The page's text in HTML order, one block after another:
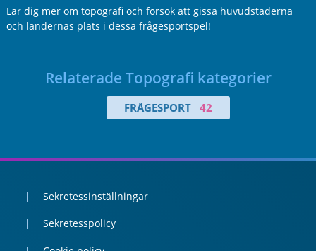
Lär dig mer om topografi och försök att gissa huvudstäderna
och ländernas plats i dessa frågesportspel!
Relaterade Topografi kategorier
FRÅGESPORT 42
Sekretessinställningar
Sekretesspolicy